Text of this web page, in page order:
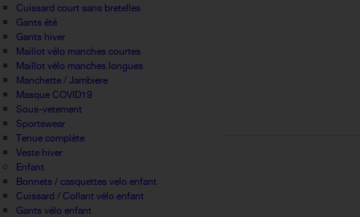
Cuissard court sans bretelles
Gants été
Gants hiver
Maillot vélo manches courtes
Maillot vélo manches longues
Manchette / Jambiere
Masque COVID19
Sous-vetement
Sportswear
Tenue complète
Veste hiver
Enfant
Bonnets / casquettes velo enfant
Cuissard / Collant vélo enfant
Gants vélo enfant